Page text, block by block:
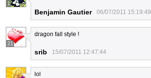
1
Benjamin Gautier 06/07/2011 15:19:49
21
dragon fall style !
srib 15/07/2011 12:47:44
lol